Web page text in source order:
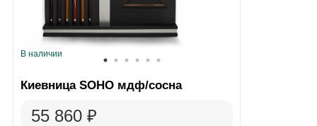
В наличии
Киевница SOHO мдф/сосна
55 860 ₽